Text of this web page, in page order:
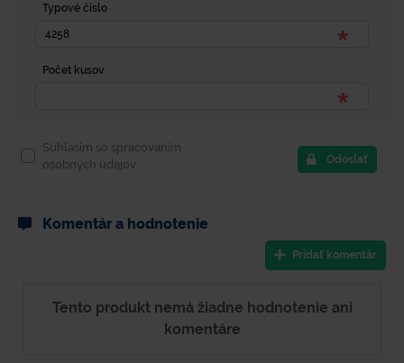
Typové číslo
Počet kusov
Súhlasím so spracovaním
osobných údajov.
Odoslať
Komentár a hodnotenie
Pridať komentár
Tento produkt nemá žiadne hodnotenie ani
komentáre